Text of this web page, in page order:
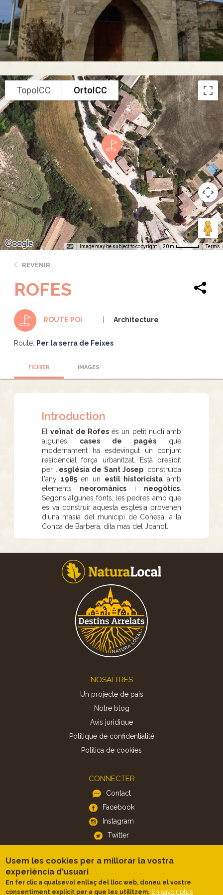
TopoICC OrtoICC
Image may be subject to copyright 20 m Terms
REVENIR
ROFES
ROUTE POI Architecture
Route: Per la serra de Feixes
FICHIER IMAGES
Introduction
Elveïnat de Rofesés un petit nucli amb
algunes cases de pagès que
modernament ha esdevingut un conjunt
residencial força urbanitzat. Està presidit
per l'església de Sant Josep, construïda
l'any 1985en un estil historicista amb
elements neoromànics i neogòtics
Segons algunes fonts, les pedres amb que
es va construir aquesta església provenen
d'una masia del municipi de Conesa, a la
Conca de Barberà, dita mas del Joanot.
NOSALTRES
Un projecte de país
Notre blog
Avis juridique
Politique de confidentialité
Politica de cookies
CONNECTER
Contact
Facebook
Instagram
Twitter
APP
iOS
Android
Usem les cookies per a millorar la vostra
experiència d'usuari
En fer clic a qualsevol enllaç del lloc web, doneu el vostre
consentiment explícit per a que les utilitzem. En savoir plus